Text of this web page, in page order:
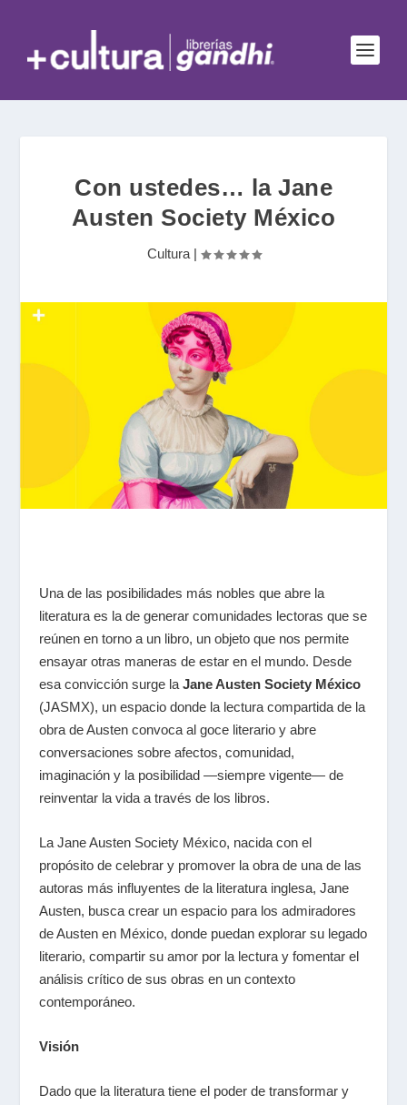
Con ustedes… la Jane
Austen Society México
Cultura|
Una de las posibilidades más nobles que abre la
literatura es la de generar comunidades lectoras que se
reúnen en torno a un libro, un objeto que nos permite
ensayar otras maneras de estar en el mundo. Desde
esa convicción surge la Jane Austen Society México
(JASMX), un espacio donde la lectura compartida de la
obra de Austen convoca al goce literario y abre
conversaciones sobre afectos, comunidad,
imaginación y la posibilidad —siempre vigente— de
reinventar la vida a través de los libros.
La Jane Austen Society México, nacida con el
propósito de celebrar y promover la obra de una de las
autoras más influyentes de la literatura inglesa, Jane
Austen, busca crear un espacio para los admiradores
de Austen en México, donde puedan explorar su legado
literario, compartir su amor por la lectura y fomentar el
análisis crítico de sus obras en un contexto
contemporáneo.
Visión
Dado que la literatura tiene el poder de transformar y